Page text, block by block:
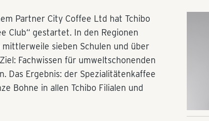
Partner City Coffee Ltd hat Tchibo
Club“ gestartet. In den Regionen
mittlerweile sieben Schulen und über
Fachwissen für umweltschonenden
Das Ergebnis: der Spezialitätenkaffee
Bohne in allen Tchibo Filialen und